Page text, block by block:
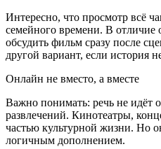
Интересно, что просмотр всё
семейного времени. В отличие
обсудить фильм сразу после
другой вариант, если история
Онлайн не вместо, а вместе
Важно понимать: речь не идёт
развлечений. Кинотеатры,
частью культурной жизни. Но
логичным дополнением.